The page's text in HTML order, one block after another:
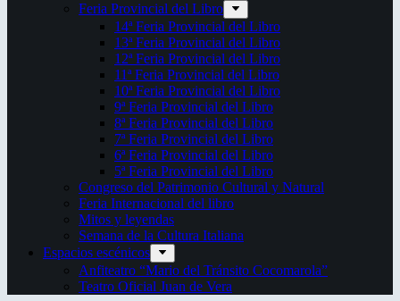
Feria Provincial del Libro
14ª Feria Provincial del Libro
13ª Feria Provincial del Libro
12ª Feria Provincial del Libro
11ª Feria Provincial del Libro
10ª Feria Provincial del Libro
9ª Feria Provincial del Libro
8ª Feria Provincial del Libro
7ª Feria Provincial del Libro
6ª Feria Provincial del Libro
5ª Feria Provincial del Libro
Congreso del Patrimonio Cultural y Natural
Feria Internacional del libro
Mitos y leyendas
Semana de la Cultura Italiana
Espacios escénicos
Anfiteatro “Mario del Tránsito Cocomarola”
Teatro Oficial Juan de Vera